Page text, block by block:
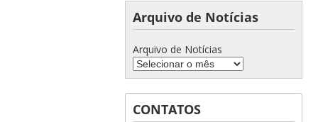
Arquivo de Notícias
Arquivo de Notícias
CONTATOS